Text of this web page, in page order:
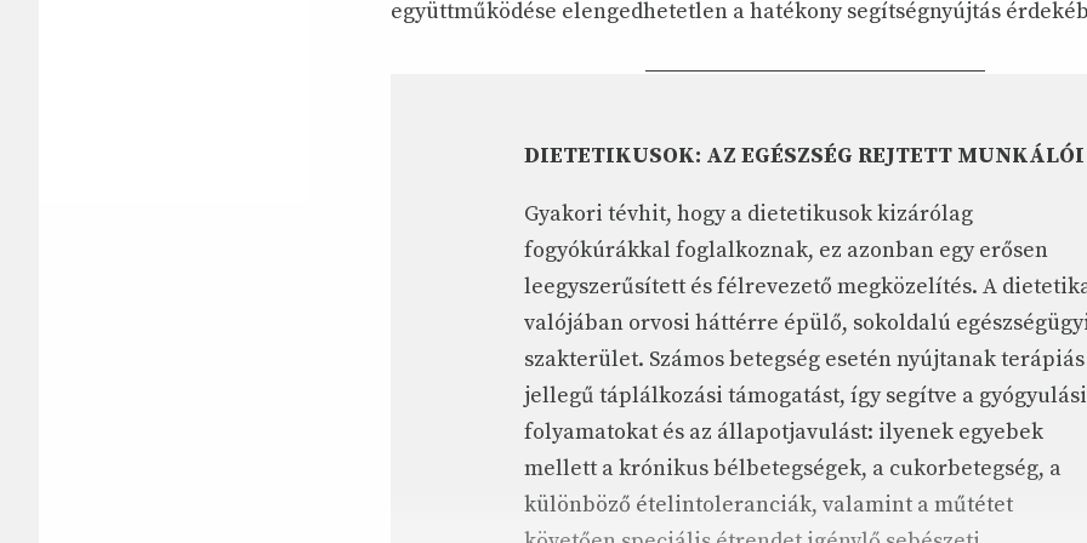
együttműködése elengedhetetlen a hatékony segítségnyújtás
DIETETIKUSOK: AZ EGÉSZSÉG REJTETT MUNKÁLÓI
Gyakori tévhit, hogy a dietetikusok kizárólag
fogyókúrákkal foglalkoznak, ez azonban egy erősen
leegyszerűsített és félrevezető megközelítés. A
valójában orvosi háttérre épülő, sokoldalú
szakterület. Számos betegség esetén nyújtanak terápiás
jellegű táplálkozási támogatást, így segítve a gyógyulási
folyamatokat és az állapotjavulást: ilyenek egyebek
mellett a krónikus bélbetegségek, a cukorbetegség, a
különböző ételintoleranciák, valamint a műtétet